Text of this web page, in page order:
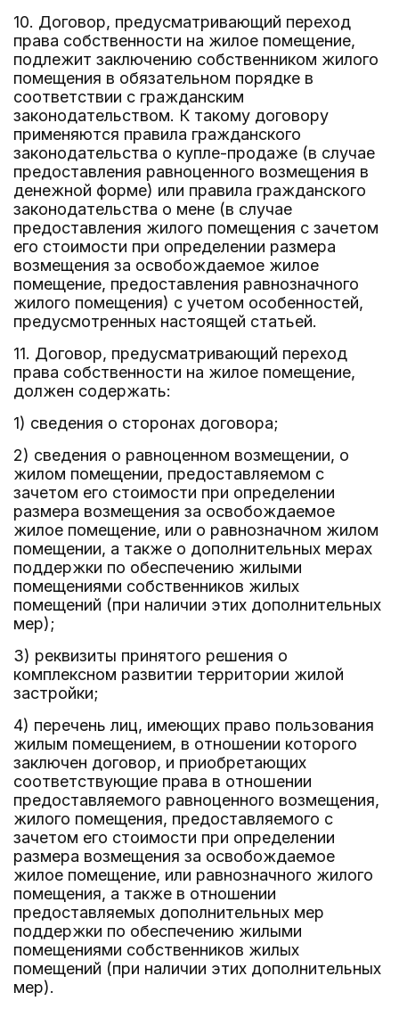
10. Договор, предусматривающий переход
права собственности на жилое помещение,
подлежит заключению собственником жилого
помещения в обязательном порядке в
соответствии с гражданским
законодательством. К такому договору
применяются правила гражданского
законодательства о купле-продаже (в случае
предоставления равноценного возмещения в
денежной форме) или правила гражданского
законодательства о мене (в случае
предоставления жилого помещения с зачетом
его стоимости при определении размера
возмещения за освобождаемое жилое
помещение, предоставления равнозначного
жилого помещения) с учетом особенностей,
предусмотренных настоящей статьей.
11. Договор, предусматривающий переход
права собственности на жилое помещение,
должен содержать:
1) сведения о сторонах договора;
2) сведения о равноценном возмещении, о
жилом помещении, предоставляемом с
зачетом его стоимости при определении
размера возмещения за освобождаемое
жилое помещение, или о равнозначном жилом
помещении, а также о дополнительных мерах
поддержки по обеспечению жилыми
помещениями собственников жилых
помещений (при наличии этих дополнительных
мер);
3) реквизиты принятого решения о
комплексном развитии территории жилой
застройки;
4) перечень лиц, имеющих право пользования
жилым помещением, в отношении которого
заключен договор, и приобретающих
соответствующие права в отношении
предоставляемого равноценного возмещения,
жилого помещения, предоставляемого с
зачетом его стоимости при определении
размера возмещения за освобождаемое
жилое помещение, или равнозначного жилого
помещения, а также в отношении
предоставляемых дополнительных мер
поддержки по обеспечению жилыми
помещениями собственников жилых
помещений (при наличии этих дополнительных
мер).